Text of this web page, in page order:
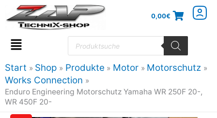
Inhalt
springen
0,00€
Flyout
Menu
Products
search
Start Shop Produkte Motor
Motorschutz
Works Connection
Enduro Engineering Motorschutz Yamaha WR 250F 20-,
WR 450F 20-